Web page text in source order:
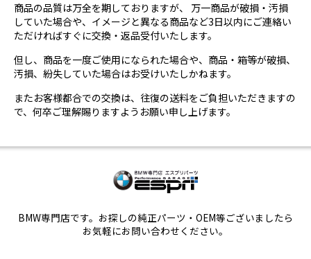
商品の品質は万全を期しておりますが、 万一商品が破損・汚損
していた場合や、イメージと異なる商品など3日以内にご連絡い
ただければすぐに交換・返品受付いたします。
但し、商品を一度ご使用になられた場合や、商品・箱等が破損、
汚損、紛失していた場合はお受けいたしかねます。
またお客様都合での交換は、往復の送料をご負担いただきますの
で、何卒ご理解賜りますようお願い申し上げます。
BMW専門店です。お探しの純正パーツ・OEM等ございましたら
お気軽にお問い合わせください。